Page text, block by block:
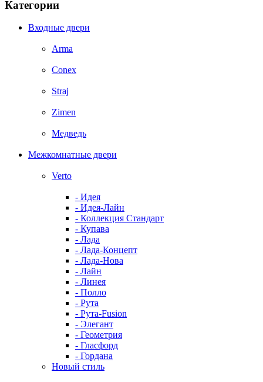
Категории
Входные двери
Arma
Conex
Straj
Zimen
Медведь
Межкомнатные двери
Verto
- Идея
- Идея-Лайн
- Коллекция Стандарт
- Купава
- Лада
- Лада-Концепт
- Лада-Нова
- Лайн
- Линея
- Полло
- Рута
- Рута-Fusion
- Элегант
- Геометрия
- Гласфорд
- Гордана
Новый стиль